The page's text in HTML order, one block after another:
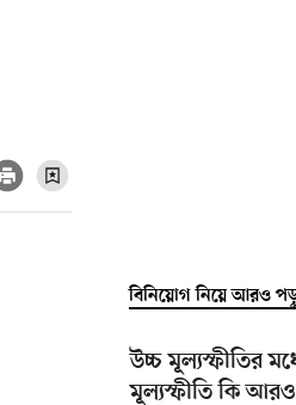
বিনিয়োগ নিয়ে আরও
উচ্চ মূল্যস্ফীতির
মূল্যস্ফীতি কি আরও